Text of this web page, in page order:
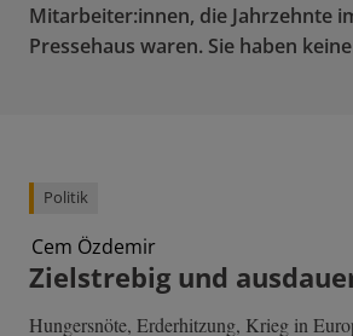
Mitarbeiter:innen, die Jahrzehnte
Pressehaus waren. Sie haben
Politik
Cem Özdemir
Zielstrebig und
Hungersnöte, Erderhitzung, Krieg in